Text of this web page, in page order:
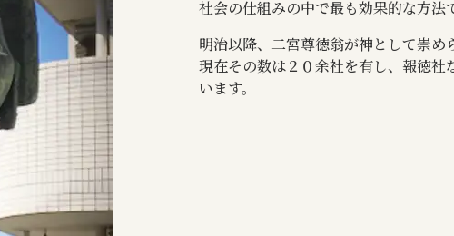
社会の仕組みの中で最も効果的な方法
明治以降、二宮尊徳翁が神として崇め
現在その数は２０余社を有し、報徳
います。